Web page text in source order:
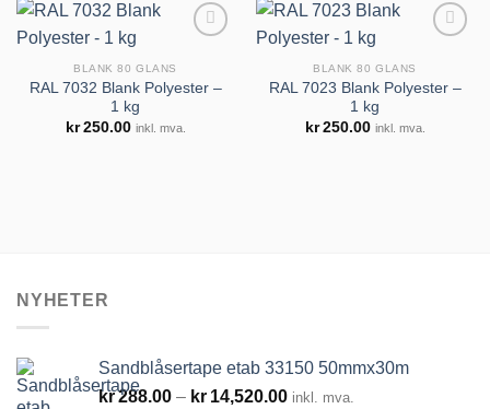
huskeliste
BLANK 80 GLANS
RAL 7032 Blank Polyester –
1 kg
kr 250.00 inkl. mva.
huskeliste
BLANK 80 GLANS
RAL 7023 Blank Polyester –
1 kg
kr 250.00 inkl. mva.
NYHETER
Sandblåsertape etab 33150 50mmx30m
kr288.00 – kr 14,520.00Prisområde:
inkl. mva.